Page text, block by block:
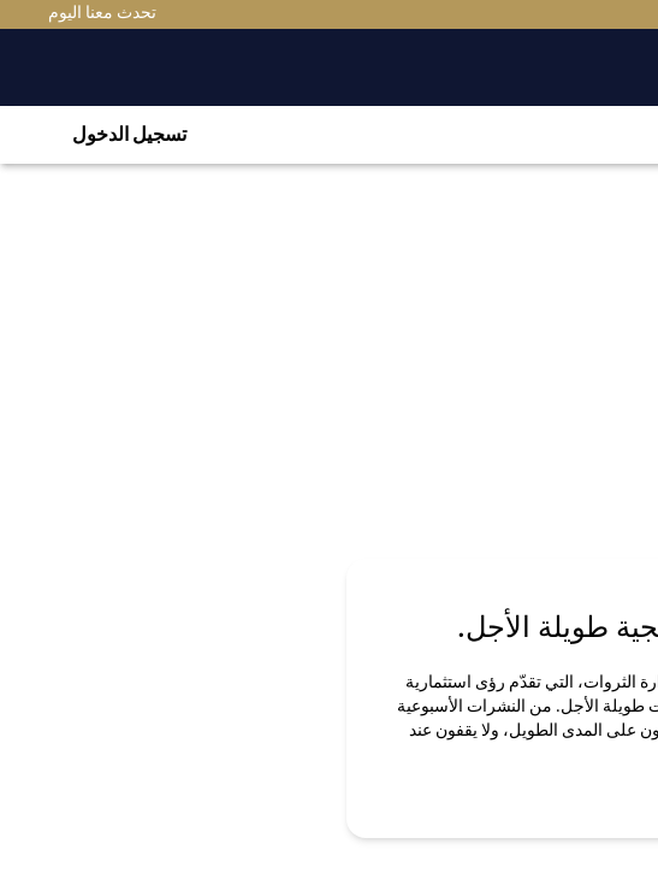
تحدث معنا اليوم
تسجيل الدخول
طويلة الأجل.
الثروات، التي تقدّم رؤى استثمارية
طويلة الأجل. من النشرات الأسبوعية
على المدى الطويل، ولا يقفون عند